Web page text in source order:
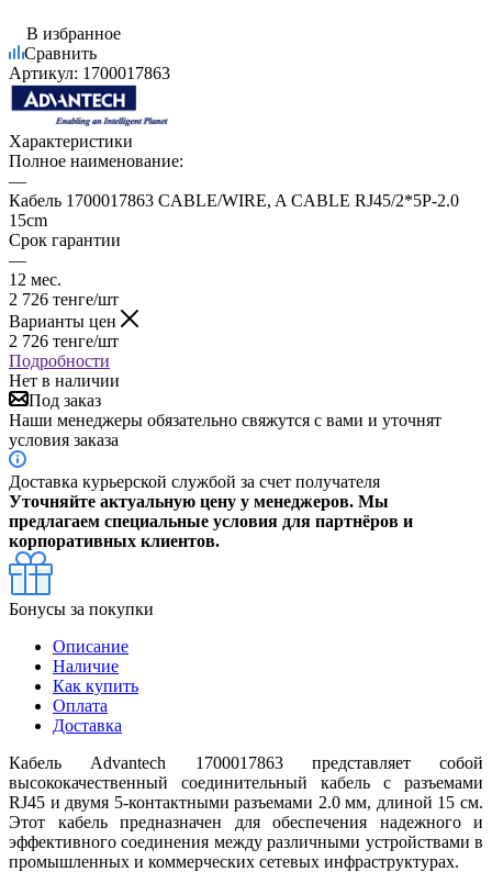
В избранное
Сравнить
Артикул: 1700017863
Характеристики
Полное наименование:
—
Кабель 1700017863 CABLE/WIRE, A CABLE RJ45/2*5P-2.0
15cm
Срок гарантии
—
12 мес.
2 726 тенге/шт
Варианты цен
2 726 тенге/шт
Подробности
Нет в наличии
Под заказ
Наши менеджеры обязательно свяжутся с вами и уточнят
условия заказа
Доставка курьерской службой за счет получателя
Уточняйте актуальную цену у менеджеров. Мы
предлагаем специальные условия для партнёров и
корпоративных клиентов.
Бонусы за покупки
Описание
Наличие
Как купить
Оплата
Доставка
Кабель Advantech 1700017863 представляет собой
высококачественный соединительный кабель с разъемами
RJ45 и двумя 5-контактными разъемами 2.0 мм, длиной 15 см.
Этот кабель предназначен для обеспечения надежного и
эффективного соединения между различными устройствами в
промышленных и коммерческих сетевых инфраструктурах.